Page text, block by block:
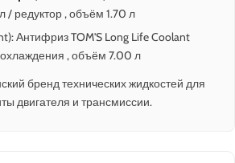
редуктор , объём 1.70 л
Антифриз TOM'S Long Life Coolant
, объём 7.00 л
бренд технических жидкостей для
двигателя и трансмиссии.